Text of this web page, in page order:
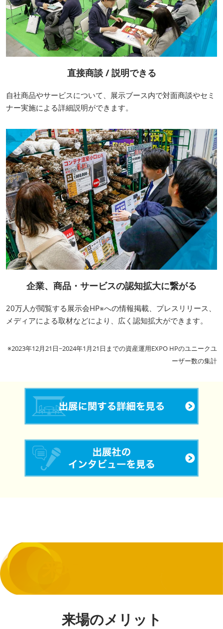
直接商談 / 説明できる
自社商品やサービスについて、展示ブース内で対面商談やセミ
ナー実施による詳細説明ができます。
企業、商品・サービスの認知拡大に繋がる
20万人が閲覧する展示会HP※への情報掲載、プレスリリース、
メディアによる取材などにより、広く認知拡大ができます。
※2023年12月21日~2024年1月21日までの資産運用EXPO HPのユニークユ
ーザー数の集計
来場のメリット